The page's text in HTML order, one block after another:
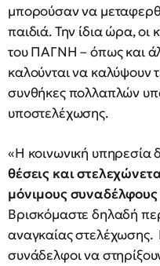
μπορούσαν να
παιδιά. Την ίδια ώρα, οι
του ΠΑΓΝΗ – όπως και
καλούνται να καλύψουν
συνθήκες πολλαπλών
υποστελέχωσης.
«Η κοινωνική υπηρεσία
θέσεις και
μόνιμους
Βρισκόμαστε δηλαδή
αναγκαίας στελέχωσης.
συνάδελφοι να